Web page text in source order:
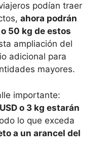
podían traer
ahora podrán
50 kg de estos
ampliación del
adicional para
mayores.
importante:
o 3 kg estarán
lo que exceda
a un arancel del